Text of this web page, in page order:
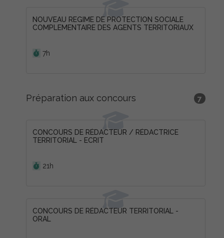
NOUVEAU REGIME DE PROTECTION SOCIALE
COMPLEMENTAIRE DES AGENTS TERRITORIAUX
7h
Préparation aux concours 7
CONCOURS DE RÉDACTEUR / RÉDACTRICE
TERRITORIAL - ECRIT
21h
CONCOURS DE RÉDACTEUR TERRITORIAL -
ORAL